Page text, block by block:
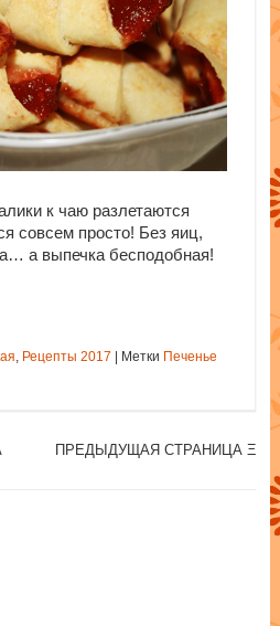
к чаю разлетаются
совсем просто! Без яиц,
а выпечка бесподобная!
Рецепты 2017 Метки Печенье
ПРЕДЫДУЩАЯ СТРАНИЦА Ξ